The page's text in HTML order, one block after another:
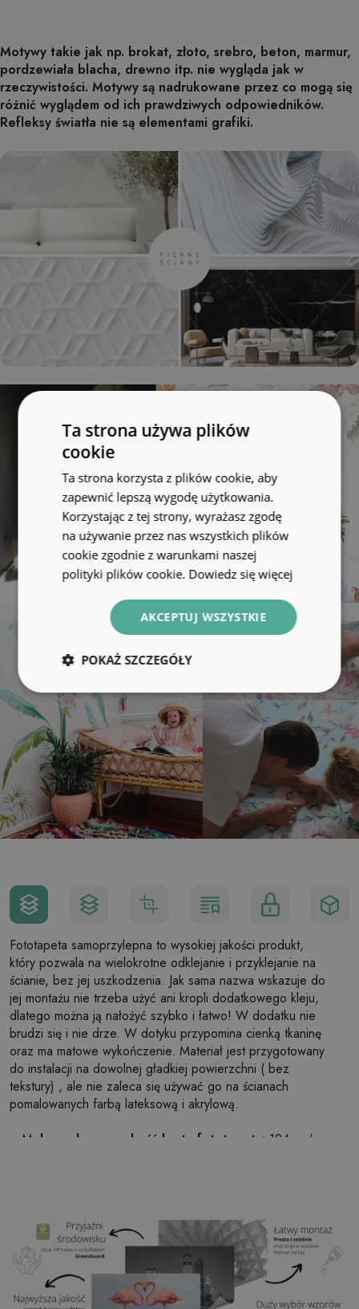
Motywy takie jak np. brokat, złoto, srebro, beton, marmur,
pordzewiała blacha, drewno itp. nie wygląda jak w
rzeczywistości. Motywy są nadrukowane przez co mogą się
różnić wyglądem od ich prawdziwych odpowiedników.
Refleksy światła nie są elementami grafiki.
Fototapeta samoprzylepna to wysokiej jakości produkt,
który pozwala na wielokrotne odklejanie i przyklejanie na
ścianie, bez jej uszkodzenia. Jak sama nazwa wskazuje do
jej montażu nie trzeba użyć ani kropli dodatkowego kleju,
dlatego można ją nałożyć szybko i łatwo! W dodatku nie
brudzi się i nie drze. W dotyku przypomina cienką tkaninę
oraz ma matowe wykończenie. Materiał jest przygotowany
do instalacji na dowolnej gładkiej powierzchni ( bez
tekstury) , ale nie zaleca się używać go na ścianach
pomalowanych farbą lateksową i akrylową.
Maksymalna szerokość brytu fototapety: 124cm (w
Klej:Niepotrzebny
Zastosowanie:
Salon, sypialnia, pomieszczenia
biurowe, przedpokój i wiele innych
Ta strona używa plików
cookie
Ta strona korzysta z plików cookie, aby
zapewnić lepszą wygodę użytkowania.
Korzystając z tej strony, wyrażasz zgodę
na używanie przez nas wszystkich plików
cookie zgodnie z warunkami naszej
polityki plików cookie. Dowiedz się więcej
AKCEPTUJ WSZYSTKIE
POKAŻ SZCZEGÓŁY